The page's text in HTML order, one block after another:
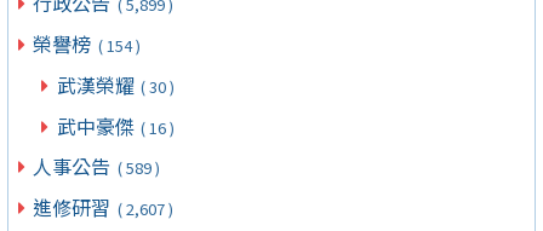
榮譽榜 ( 154 )
武漢榮耀 ( 30 )
武中豪傑 ( 16 )
人事公告 ( 589 )
進修研習 ( 2,607 )